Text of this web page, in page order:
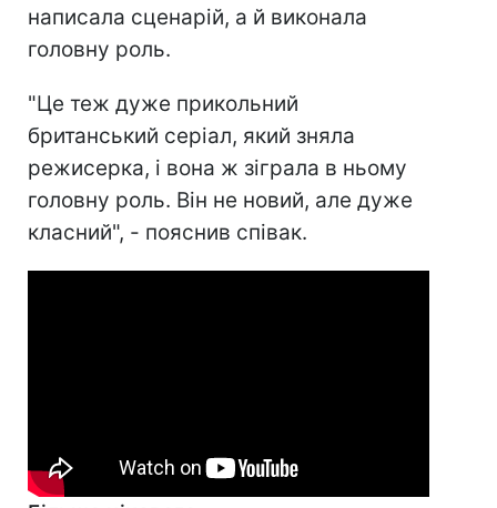
написала сценарій, а й виконала
головну роль.
"Це теж дуже прикольний
британський серіал, який зняла
режисерка, і вона ж зіграла в ньому
головну роль. Він не новий, але дуже
класний", - пояснив співак.